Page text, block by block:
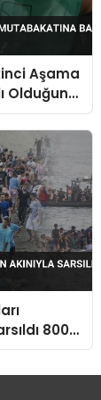
Aşama
Olduğunu
800